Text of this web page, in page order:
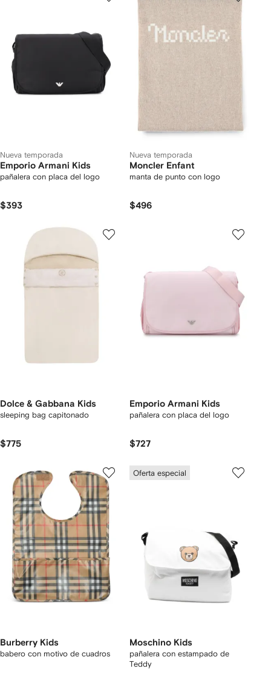
Nueva temporada
Emporio Armani Kids
pañalera con placa del logo
$393
Nueva temporada
Moncler Enfant
manta de punto con logo
$496
Dolce & Gabbana Kids
sleeping bag capitonado
$775
Emporio Armani Kids
pañalera con placa del logo
$727
Burberry Kids
babero con motivo de cuadros
Oferta especial
Moschino Kids
pañalera con estampado de
Teddy